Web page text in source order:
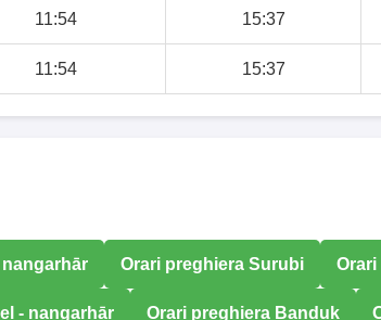
11:54 15:37
11:54 15:37
Orari preghiera Surubi Orari
- nangarhār Orari preghiera Banduk